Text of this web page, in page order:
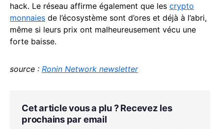
hack. Le réseau affirme également que les crypto
monnaies de l’écosystème sont d’ores et déjà à l’abri,
même si leurs prix ont malheureusement vécu une
forte baisse.
source : Ronin Network newsletter
Cet article vous a plu ? Recevez les
prochains par email